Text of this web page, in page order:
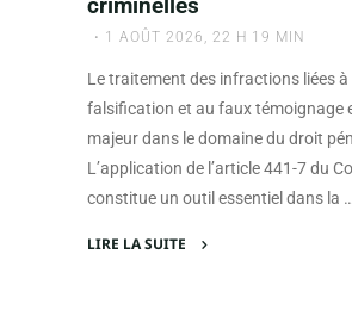
criminelles
1 AOÛT 2026, 22 H 19 MIN
Le traitement des infractions liées à
falsification et au faux témoignage
majeur dans le domaine du droit
L’application de l’article 441-7 du
constitue un outil essentiel dans la
LIRE LA SUITE